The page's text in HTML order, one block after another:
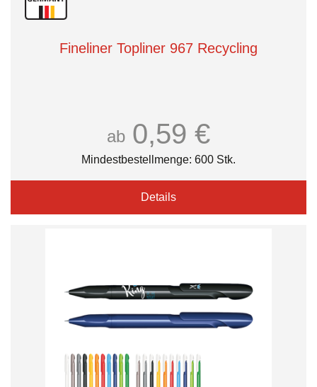
Fineliner Topliner 967 Recycling
ab 0,59 €
Mindestbestellmenge: 600 Stk.
Details